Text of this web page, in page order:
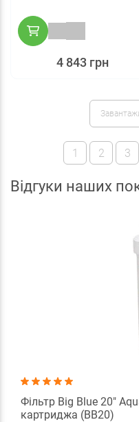
4 843 грн
1 2 3
Відгуки наших
Фільтр Big Blue 20"
картриджа (BB20)